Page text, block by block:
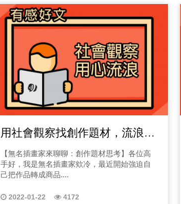
用社會觀察找創作題材，流浪之
歌
【無名插畫家來聊聊：創作題材思考】各位高
手好，我是無名插畫家欸冷，最近開始強迫自
己把作品轉成商品....
2022-01-22 4172